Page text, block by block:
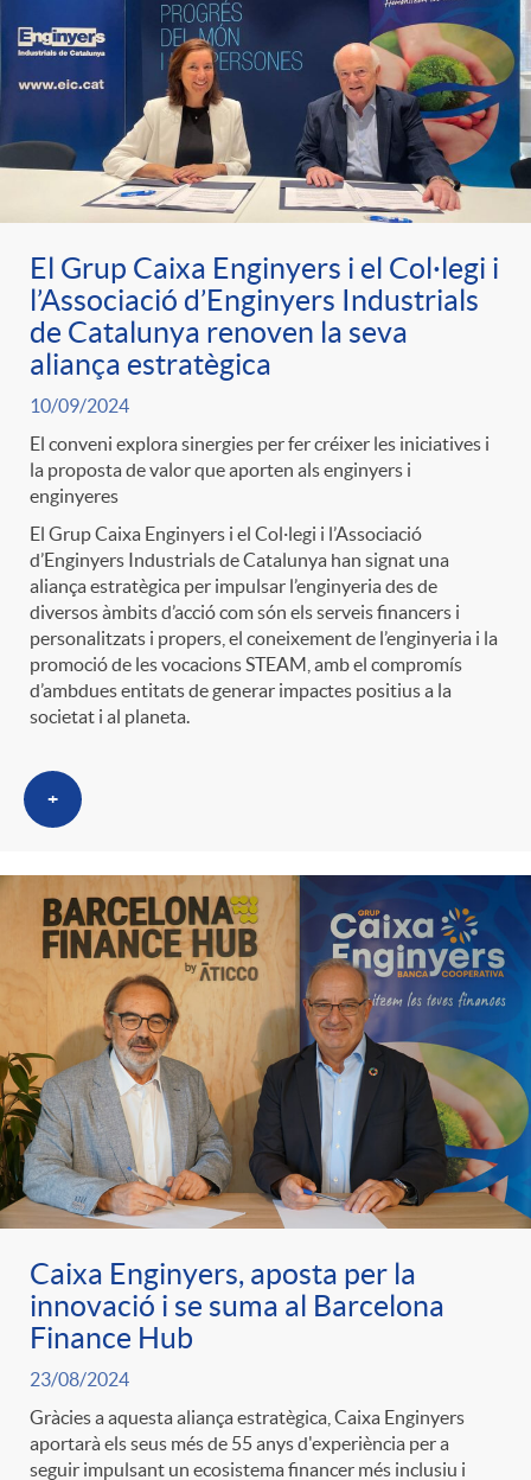
p
r
e
n
s
a
o
r
i
e
s
l
a
F
l
t
r
o
C
t
e
o
r
i
a
s
c
o
n
t
i
n
g
u
t
s
El Grup Caixa Enginyers i el Col·legi i
l’Associació d’Enginyers Industrials
de Catalunya renoven la seva
aliança estratègica
10/09/2024
El conveni explora sinergies per fer créixer les iniciatives i
la proposta de valor que aporten als enginyers i
enginyeres
El Grup Caixa Enginyers i el Col·legi i l’Associació
d’Enginyers Industrials de Catalunya han signat una
aliança estratègica per impulsar l’enginyeria des de
diversos àmbits d’acció com són els serveis financers i
personalitzats i propers, el coneixement de l’enginyeria i la
promoció de les vocacions STEAM, amb el compromís
d’ambdues entitats de generar impactes positius a la
societat i al planeta.
+
Caixa Enginyers, aposta per la
innovació i se suma al Barcelona
Finance Hub
23/08/2024
Gràcies a aquesta aliança estratègica, Caixa Enginyers
aportarà els seus més de 55 anys d'experiència per a
seguir impulsant un ecosistema financer més inclusiu i